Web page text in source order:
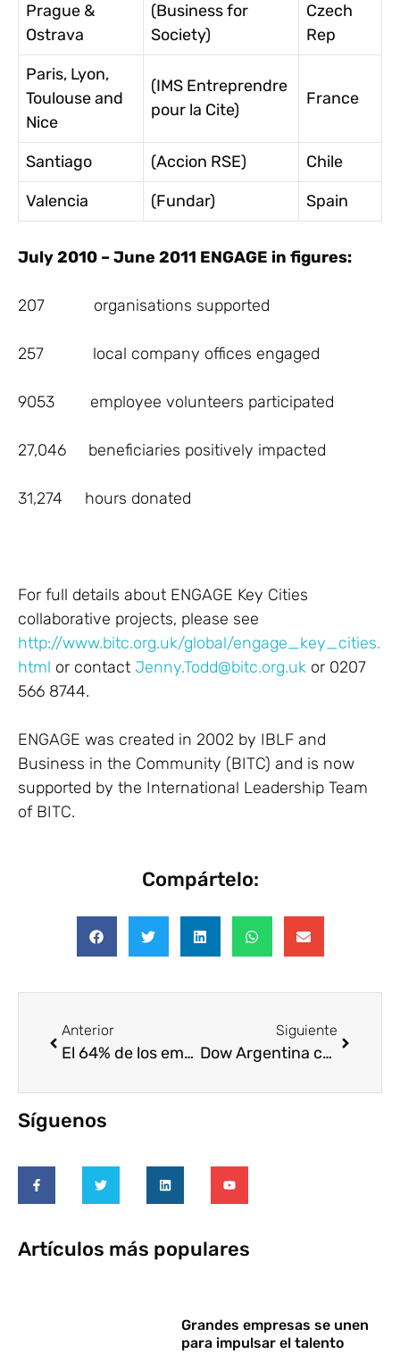
Prague &
Ostrava
(Business for
Society)
Czech
Rep
Paris, Lyon,
Toulouse and
Nice
(IMS Entreprendre
pour la Cite)
France
Santiago (Accion RSE)
Chile
Valencia
(Fundar) Spain
July 2010 – June 2011 ENGAGE in figures:
207 organisations supported
257 local company offices engaged
9053 employee volunteers participated
27,046 beneficiaries positively impacted
31,274 hours donated
For full details about ENGAGE Key Cities
collaborative projects, please see
http://www.bitc.org.uk/global/engage_key_cities.
html or contact Jenny.Todd@bitc.org.uk or 0207
566 8744.
ENGAGE was created in 2002 by IBLF and
Business in the Community (BITC) and is now
supported by the International Leadership Team
of BITC.
Compártelo:
Anterior
El 64% de los empleados de Alcoa participó como voluntario
Siguiente
Dow Argentina colabora con 36 proyectos comunitarios
Síguenos
Artículos más populares
Grandes empresas se unen
para impulsar el talento